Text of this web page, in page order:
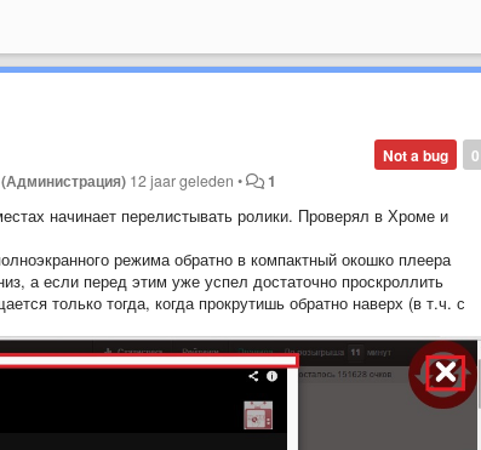
0
Not a bug
(Администрация) 12 jaar geleden • 1
начинает перелистывать ролики. Проверял в Хроме и
режима обратно в компактный окошко плеера
а если перед этим уже успел достаточно проскроллить
только тогда, когда прокрутишь обратно наверх (в т.ч. с